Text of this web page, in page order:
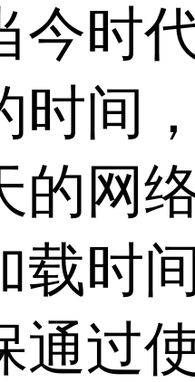
代
时间
的网
载时
通过